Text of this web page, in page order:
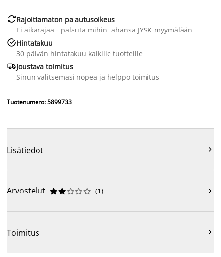
Rajoittamaton palautusoikeus
Ei aikarajaa - palauta mihin tahansa JYSK-myymälään
Hintatakuu
30 päivän hintatakuu kaikille tuotteille
Joustava toimitus
Sinun valitsemasi nopea ja helppo toimitus
Tuotenumero: 5899733
Lisätiedot 
Arvostelut 




 (1) 
Toimitus 